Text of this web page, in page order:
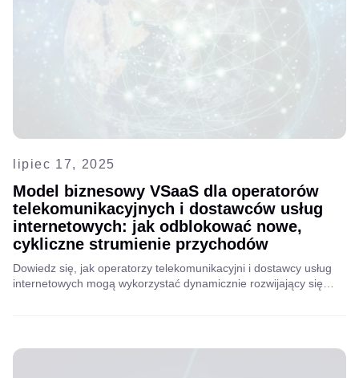
lipiec 17, 2025
Model biznesowy VSaaS dla operatorów
telekomunikacyjnych i dostawców usług
internetowych: jak odblokować nowe,
cykliczne strumienie przychodów
Dowiedz się, jak operatorzy telekomunikacyjni i dostawcy usług
internetowych mogą wykorzystać dynamicznie rozwijający się